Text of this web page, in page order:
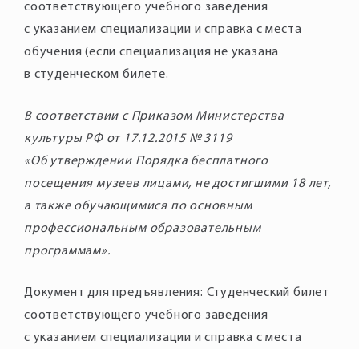
соответствующего учебного заведения
с указанием специализации и справка с места
обучения (если специализация не указана
в студенческом билете.
В соответствии с Приказом Министерства
культуры РФ от 17.12.2015 № 3119
«Об утверждении Порядка бесплатного
посещения музеев лицами, не достигшими 18 лет,
а также обучающимися по основным
профессиональным образовательным
программам».
Документ для предъявления: Студенческий билет
соответствующего учебного заведения
с указанием специализации и справка с места